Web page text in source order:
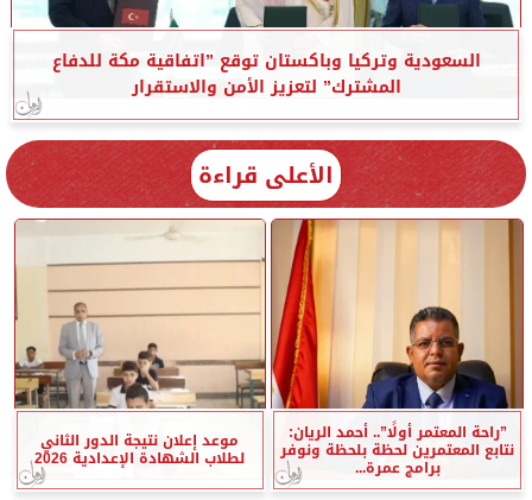
السعودية وتركيا وباكستان توقع ”اتفاقية مكة للدفاع
المشترك” لتعزيز الأمن والاستقرار
الأعلى قراءة
”راحة المعتمر أولًا”.. أحمد الريان:
نتابع المعتمرين لحظة بلحظة ونوفر
برامج عمرة...
موعد إعلان نتيجة الدور الثاني
لطلاب الشهادة الإعدادية 2026